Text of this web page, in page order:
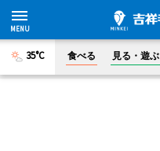
35°C 食べる 見る・遊ぶ